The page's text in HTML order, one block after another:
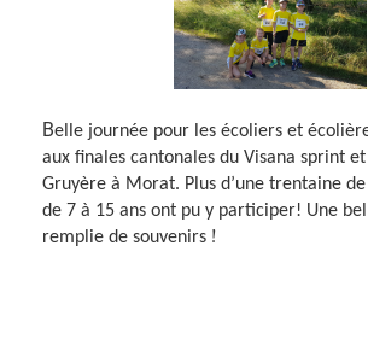
Belle journée pour les écoliers et
aux finales cantonales du Visana sprint
Gruyère à Morat. Plus d’une trentaine
de 7 à 15 ans ont pu y participer! Une
remplie de souvenirs !